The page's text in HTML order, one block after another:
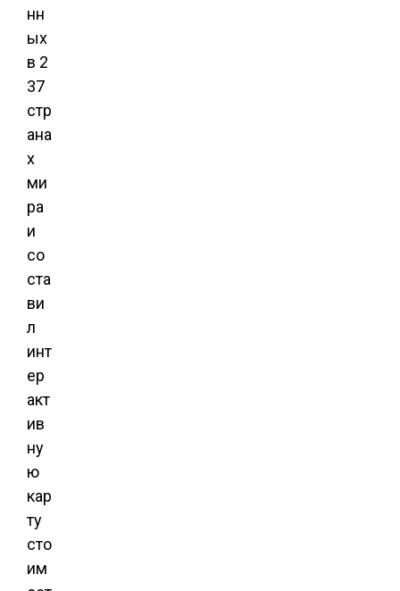
нн
ых
в 2
37
стр
ана
х
ми
ра
и
со
ста
ви
л
инт
ер
акт
ив
ну
ю
кар
ту
сто
им